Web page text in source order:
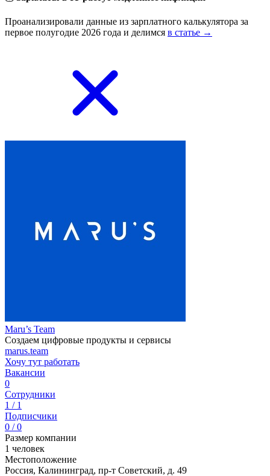
Проанализировали данные из зарплатного калькулятора за
первое полугодие 2026 года и делимся в статье →
Maru’s Team
Создаем цифровые продукты и сервисы
marus.team
Хочу тут работать
Вакансии
0
Сотрудники
1 / 1
Подписчики
0 / 0
Размер компании
1 человек
Местоположение
Россия, Калининград, пр-т Советский, д. 49